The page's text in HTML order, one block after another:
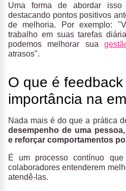
Uma forma de abordar
destacando pontos positivos
de melhoria. Por exemplo:
trabalho em suas tarefas
podemos melhorar sua
atrasos".
O que é
importância na
Nada mais é do que a prática
desempenho de uma
e reforçar comportamentos
É um processo contínuo
colaboradores entenderem
atendê-las.